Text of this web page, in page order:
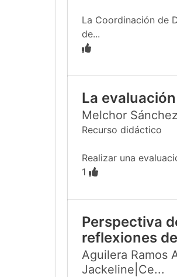
La Coordinación de
de...
La
Melchor
Recurso didáctico
Realizar una
1
Perspectiva
reflexiones
Aguilera Ramos
Jackeline|Ce...